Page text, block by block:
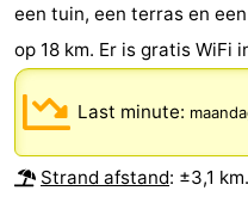
een tuin, een terras en
op 18 km. Er is gratis WiFi
Last minute:
Strand afstand: ±3,1 km.